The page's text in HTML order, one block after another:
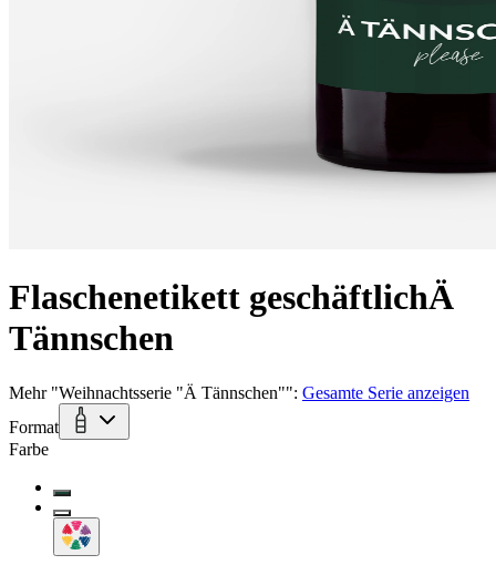
Flaschenetikett geschäftlichÄ
Tännschen
Mehr"Weihnachtsserie "Ä Tännschen"": Gesamte Serie anzeigen
Format
Farbe